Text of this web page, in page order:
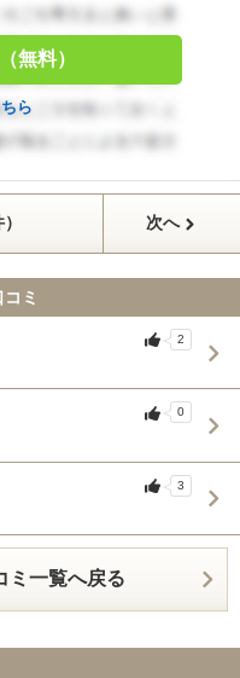
無料）
ら
次へ
ミ
2
0
3
ミ一覧へ戻る